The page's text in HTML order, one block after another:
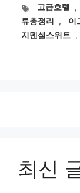
태
그
고급호텔 ,
류총정리
, 이
지덴셜스위트 ,
최신